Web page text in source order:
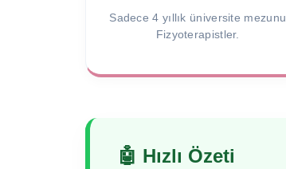
Sadece 4 yıllık üniversite mezunu
Fizyoterapistler.
🤖 Hızlı Özeti